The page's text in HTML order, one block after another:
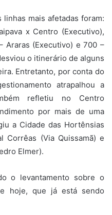
mais afetadas foram:
x Centro (Executivo),
Araras (Executivo) e 700 –
o itinerário de alguns
Entretanto, por conta do
atrapalhou a
refletiu no Centro
por mais de uma
a Cidade das Hortênsias
Corrêas (Via Quissamã) e
Elmer).
o levantamento sobre o
hoje, que já está sendo